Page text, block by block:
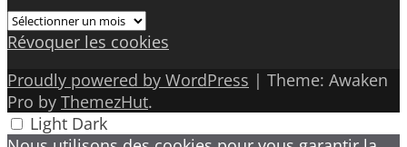
Archives
Révoquer les cookies
Proudly powered by WordPress | Theme: Awaken
Pro by ThemezHut.
Light Dark